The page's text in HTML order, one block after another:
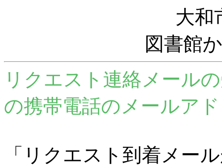
大和
図書館
リクエスト連絡メール
の携帯電話のメールア
「リクエスト到着メー